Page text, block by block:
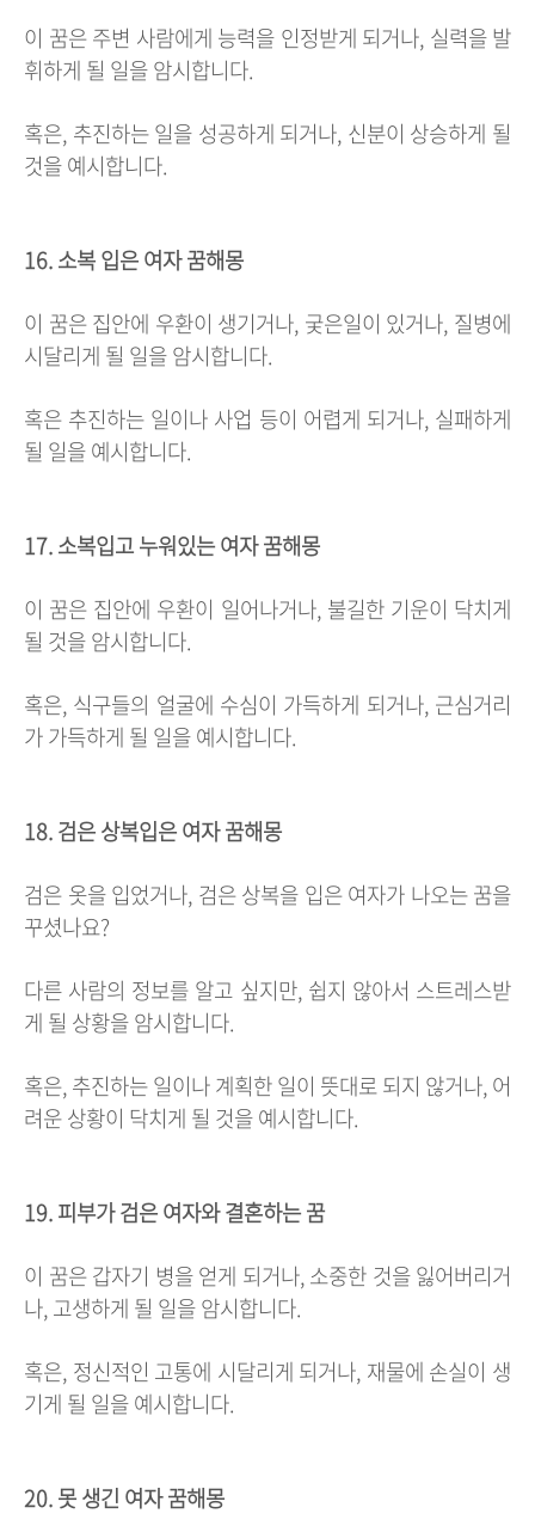
이 꿈은 주변 사람에게 능력을 인정받게 되거나, 실력을 발
휘하게 될 일을 암시합니다.
혹은, 추진하는 일을 성공하게 되거나, 신분이 상승하게 될
것을 예시합니다.
16. 소복 입은 여자 꿈해몽
이 꿈은 집안에 우환이 생기거나, 궂은일이 있거나, 질병에
시달리게 될 일을 암시합니다.
혹은 추진하는 일이나 사업 등이 어렵게 되거나, 실패하게
될 일을 예시합니다.
17. 소복입고 누워있는 여자 꿈해몽
이 꿈은 집안에 우환이 일어나거나, 불길한 기운이 닥치게
될 것을 암시합니다.
혹은, 식구들의 얼굴에 수심이 가득하게 되거나, 근심거리
가 가득하게 될 일을 예시합니다.
18. 검은 상복입은 여자 꿈해몽
검은 옷을 입었거나, 검은 상복을 입은 여자가 나오는 꿈을
꾸셨나요?
다른 사람의 정보를 알고 싶지만, 쉽지 않아서 스트레스받
게 될 상황을 암시합니다.
혹은, 추진하는 일이나 계획한 일이 뜻대로 되지 않거나, 어
려운 상황이 닥치게 될 것을 예시합니다.
19. 피부가 검은 여자와 결혼하는 꿈
이 꿈은 갑자기 병을 얻게 되거나, 소중한 것을 잃어버리거
나, 고생하게 될 일을 암시합니다.
혹은, 정신적인 고통에 시달리게 되거나, 재물에 손실이 생
기게 될 일을 예시합니다.
20. 못 생긴 여자 꿈해몽